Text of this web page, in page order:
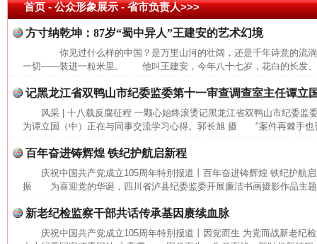
首页- 公众形象展示 -省市负责人>>>
方寸纳乾坤：87岁“蜀中异人”王建安的艺术幻境
你见过什么样的中国？是万里山河的壮阔，还是千年诗意的
一切——装进一粒米里。 他叫王建安，今年八十七岁，花白的长发、
记黑龙江省双鸭山市纪委监委第十一审查调查室主任谭立
风采 | 十八载反腐征程 一颗心始终滚烫记黑龙江省双鸭山市纪委监
为谭立国（中）正在与同事交流学习心得。郭长旭 摄 "案件再棘手也
百年奋进铸辉煌 铁纪护航启新程
庆祝中国共产党成立105周年特别报道丨百年奋进铸辉煌 铁纪护航
振 为喜迎党的华诞，四川省泸县纪委监委开展廉洁书画摄影作品主
新老纪检监察干部共话传承基因赓续血脉
庆祝中国共产党成立105周年特别报道丨因党而生 为党而战新老纪